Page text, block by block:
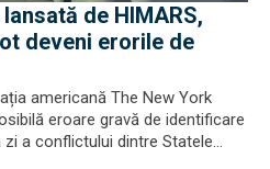
de HIMARS,
deveni erorile de
americană The New York
eroare gravă de identificare
a conflictului dintre Statele...